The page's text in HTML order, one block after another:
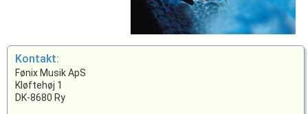
Kontakt:
Fønix Musik ApS
Kløftehøj 1
DK-8680 Ry